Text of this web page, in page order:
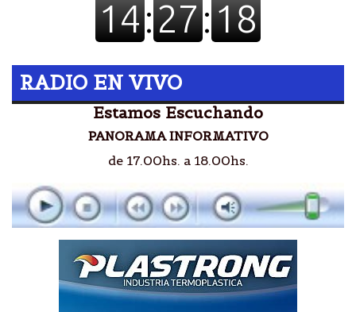
RADIO EN VIVO
Estamos Escuchando
PANORAMA INFORMATIVO
de 17.00hs. a 18.00hs.